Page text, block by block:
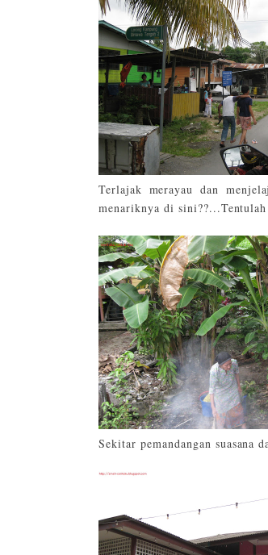
Terlajak merayau dan
menariknya di
Sekitar pemandangan suasana